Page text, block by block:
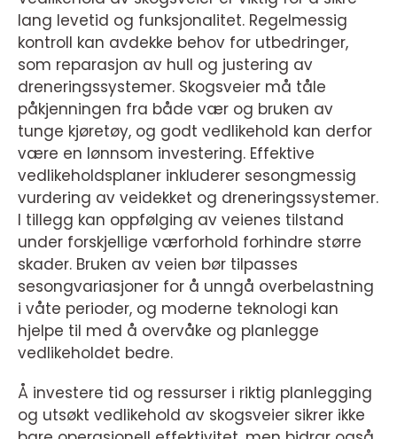
lang levetid og funksjonalitet. Regelmessig
kontroll kan avdekke behov for utbedringer,
som reparasjon av hull og justering av
dreneringssystemer. Skogsveier må tåle
påkjenningen fra både vær og bruken av
tunge kjøretøy, og godt vedlikehold kan derfor
være en lønnsom investering. Effektive
vedlikeholdsplaner inkluderer sesongmessig
vurdering av veidekket og dreneringssystemer.
I tillegg kan oppfølging av veienes tilstand
under forskjellige værforhold forhindre større
skader. Bruken av veien bør tilpasses
sesongvariasjoner for å unngå overbelastning
i våte perioder, og moderne teknologi kan
hjelpe til med å overvåke og planlegge
vedlikeholdet bedre.
Å investere tid og ressurser i riktig planlegging
og utsøkt vedlikehold av skogsveier sikrer ikke